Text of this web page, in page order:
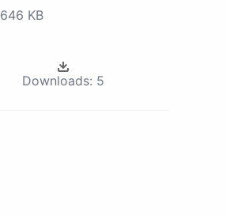
646 KB
Downloads: 5